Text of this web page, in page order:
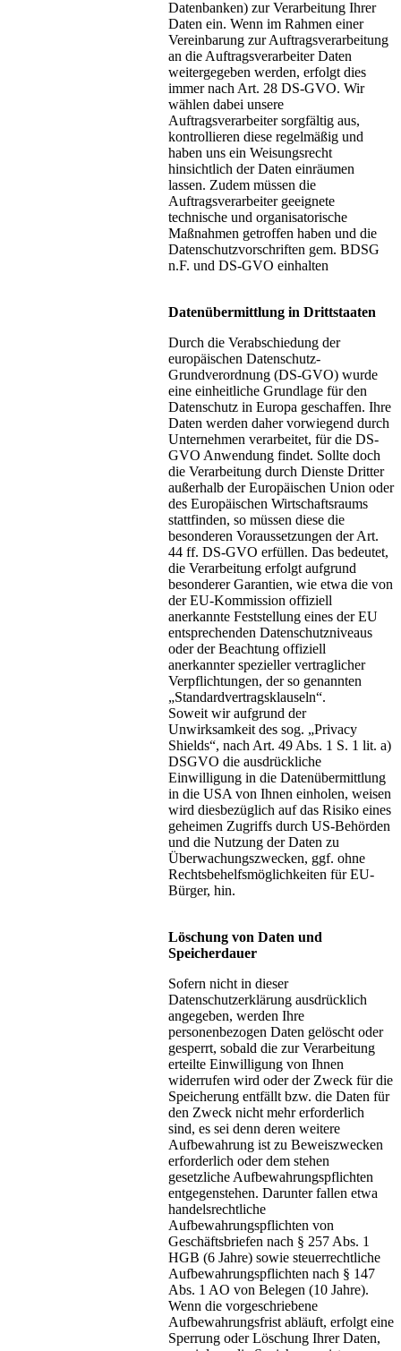
Datenbanken) zur Verarbeitung Ihrer
Daten ein. Wenn im Rahmen einer
Vereinbarung zur Auftragsverarbeitung
an die Auftragsverarbeiter Daten
weitergegeben werden, erfolgt dies
immer nach Art. 28 DS-GVO. Wir
wählen dabei unsere
Auftragsverarbeiter sorgfältig aus,
kontrollieren diese regelmäßig und
haben uns ein Weisungsrecht
hinsichtlich der Daten einräumen
lassen. Zudem müssen die
Auftragsverarbeiter geeignete
technische und organisatorische
Maßnahmen getroffen haben und die
Datenschutzvorschriften gem. BDSG
n.F. und DS-GVO einhalten
Datenübermittlung in Drittstaaten
Durch die Verabschiedung der
europäischen Datenschutz-
Grundverordnung (DS-GVO) wurde
eine einheitliche Grundlage für den
Datenschutz in Europa geschaffen. Ihre
Daten werden daher vorwiegend durch
Unternehmen verarbeitet, für die DS-
GVO Anwendung findet. Sollte doch
die Verarbeitung durch Dienste Dritter
außerhalb der Europäischen Union oder
des Europäischen Wirtschaftsraums
stattfinden, so müssen diese die
besonderen Voraussetzungen der Art.
44 ff. DS-GVO erfüllen. Das bedeutet,
die Verarbeitung erfolgt aufgrund
besonderer Garantien, wie etwa die von
der EU-Kommission offiziell
anerkannte Feststellung eines der EU
entsprechenden Datenschutzniveaus
oder der Beachtung offiziell
anerkannter spezieller vertraglicher
Verpflichtungen, der so genannten
„Standardvertragsklauseln“.
Soweit wir aufgrund der
Unwirksamkeit des sog. „Privacy
Shields“, nach Art. 49 Abs. 1 S. 1 lit. a)
DSGVO die ausdrückliche
Einwilligung in die Datenübermittlung
in die USA von Ihnen einholen, weisen
wird diesbezüglich auf das Risiko eines
geheimen Zugriffs durch US-Behörden
und die Nutzung der Daten zu
Überwachungszwecken, ggf. ohne
Rechtsbehelfsmöglichkeiten für EU-
Bürger, hin.
Löschung von Daten und
Speicherdauer
Sofern nicht in dieser
Datenschutzerklärung ausdrücklich
angegeben, werden Ihre
personenbezogen Daten gelöscht oder
gesperrt, sobald die zur Verarbeitung
erteilte Einwilligung von Ihnen
widerrufen wird oder der Zweck für die
Speicherung entfällt bzw. die Daten für
den Zweck nicht mehr erforderlich
sind, es sei denn deren weitere
Aufbewahrung ist zu Beweiszwecken
erforderlich oder dem stehen
gesetzliche Aufbewahrungspflichten
entgegenstehen. Darunter fallen etwa
handelsrechtliche
Aufbewahrungspflichten von
Geschäftsbriefen nach § 257 Abs. 1
HGB (6 Jahre) sowie steuerrechtliche
Aufbewahrungspflichten nach § 147
Abs. 1 AO von Belegen (10 Jahre).
Wenn die vorgeschriebene
Aufbewahrungsfrist abläuft, erfolgt eine
Sperrung oder Löschung Ihrer Daten,